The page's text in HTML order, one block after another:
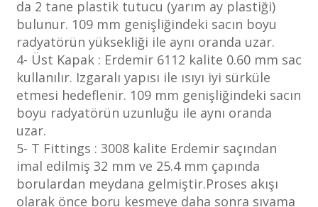
da 2 tane plastik tutucu (yarım ay plastiği)
bulunur. 109 mm genişliğindeki sacın boyu
radyatörün yüksekliği ile aynı oranda uzar.
4- Üst Kapak : Erdemir 6112 kalite 0.60 mm sac
kullanılır. Izgaralı yapısı ile ısıyı iyi sürküle
etmesi hedeflenir. 109 mm genişliğindeki sacın
boyu radyatörün uzunluğu ile aynı oranda
uzar.
5- T Fittings : 3008 kalite Erdemir saçından
imal edilmiş 32 mm ve 25.4 mm çapında
borulardan meydana gelmiştir.Proses akışı
olarak önce boru kesmeye daha sonra sıvama